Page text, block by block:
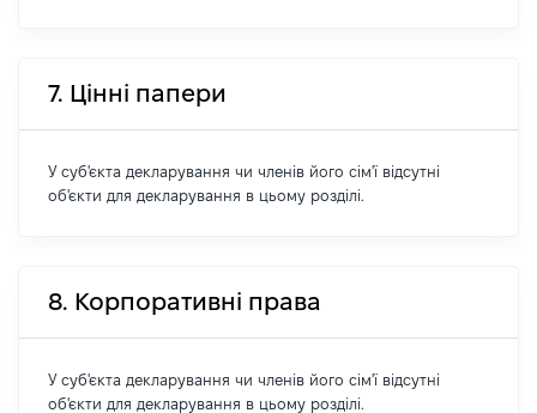
7. Цінні папери
У суб'єкта декларування чи членів його сім'ї відсутні
об'єкти для декларування в цьому розділі.
8. Корпоративні права
У суб'єкта декларування чи членів його сім'ї відсутні
об'єкти для декларування в цьому розділі.